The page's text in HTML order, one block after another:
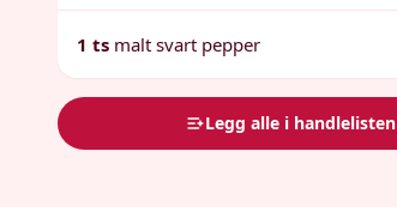
1 ts malt svart pepper
Legg alle i handlelisten